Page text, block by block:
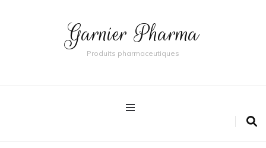
Garnier Pharma
Produits pharmaceutiques